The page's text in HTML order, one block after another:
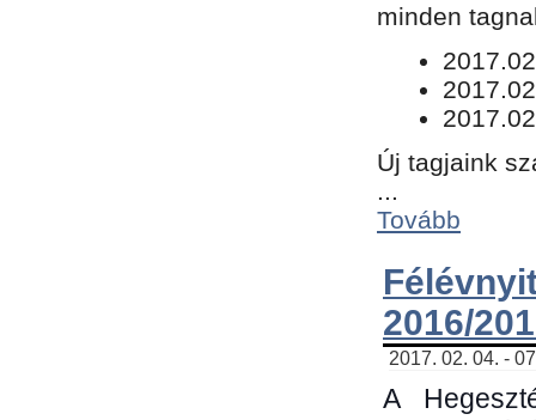
minden
Új tagjaink
...
Tovább
2016/
2017. 02. 04. -
A